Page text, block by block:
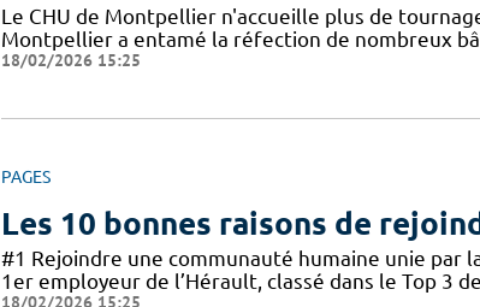
Le CHU de Montpellier n'accueille plus de
Montpellier a entamé la réfection de nombreux
18/02/2026 15:25
PAGES
Les 10 bonnes raisons de
#1 Rejoindre une communauté humaine unie
1er employeur de l’Hérault, classé dans le Top 3